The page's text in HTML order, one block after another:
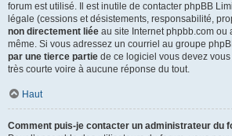
forum est utilisé. Il est inutile de contacter phpBB
légale (cessions et désistements, responsabilité,
non directement liée au site Internet phpbb.com ou
même. Si vous adressez un courriel au groupe
par une tierce partie de ce logiciel vous devez
très courte voire à aucune réponse du tout.
Haut
Comment puis-je contacter un administrateur du